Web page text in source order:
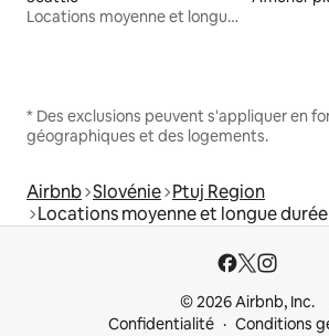
Locations moyenne et longue durée
* Des exclusions peuvent s'appliquer en
géographiques et des logements.
Airbnb Slovénie Ptuj Region
Locations moyenne et longue durée
© 2026 Airbnb, Inc.
Confidentialité
Conditions